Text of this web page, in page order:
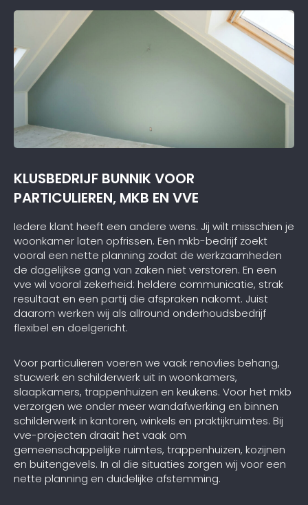
KLUSBEDRIJF BUNNIK VOOR
PARTICULIEREN, MKB EN VVE
Iedere klant heeft een andere wens. Jij wilt misschien je
woonkamer laten opfrissen. Een mkb-bedrijf zoekt
vooral een nette planning zodat de werkzaamheden
de dagelijkse gang van zaken niet verstoren. En een
vve wil vooral zekerheid: heldere communicatie, strak
resultaat en een partij die afspraken nakomt. Juist
daarom werken wij als allround onderhoudsbedrijf
flexibel en doelgericht.
Voor particulieren voeren we vaak renovlies behang,
stucwerk en schilderwerk uit in woonkamers,
slaapkamers, trappenhuizen en keukens. Voor het mkb
verzorgen we onder meer wandafwerking en binnen
schilderwerk in kantoren, winkels en praktijkruimtes. Bij
vve-projecten draait het vaak om
gemeenschappelijke ruimtes, trappenhuizen, kozijnen
en buitengevels. In al die situaties zorgen wij voor een
nette planning en duidelijke afstemming.